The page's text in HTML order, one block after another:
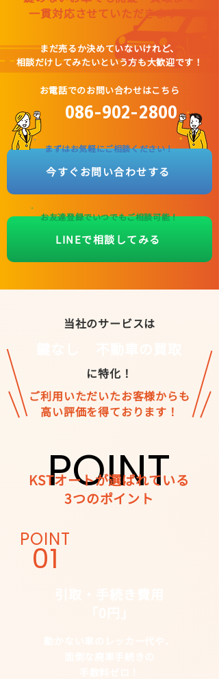
一貫対応させていただきます！
まだ売るか決めていないけれど、
相談だけしてみたいという方も大歓迎です！
お電話でのお問い合わせはこちら
086-902-2800
今すぐお問い合わせする
まずはお気軽にご相談ください！
LINEで相談してみる
お友達登録でいつでもご相談可能！
当社のサービスは
に特化！
ご利用いただいたお客様からも
高い評価を得ております！
POINT
POINT
KSTオートが選ばれている
3つのポイント
POINT
01